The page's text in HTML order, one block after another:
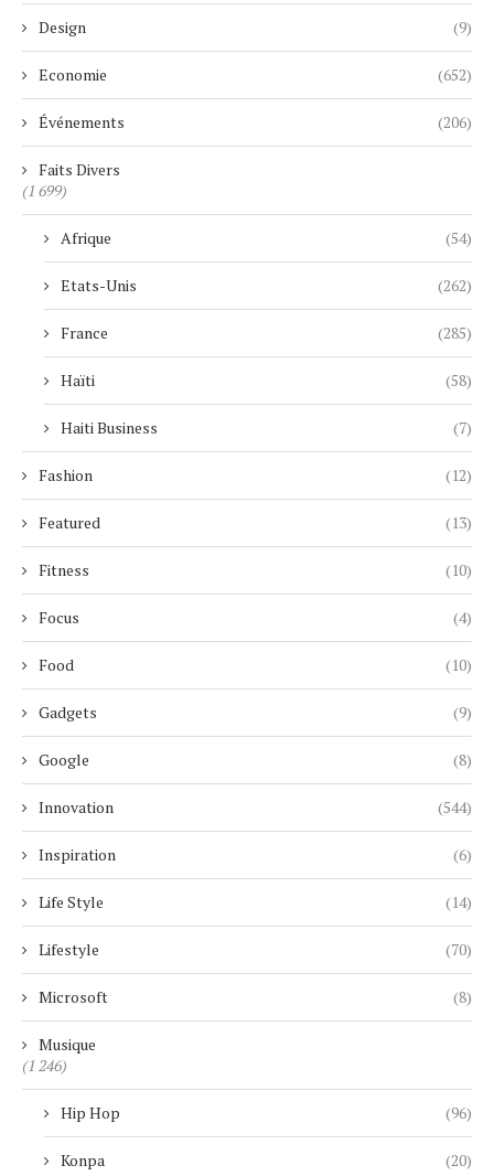
Design (9)
Economie (652)
Événements (206)
Faits Divers
(1 699)
Afrique (54)
Etats-Unis (262)
France (285)
Haïti (58)
Haiti Business (7)
Fashion (12)
Featured (13)
Fitness (10)
Focus (4)
Food (10)
Gadgets (9)
Google (8)
Innovation (544)
Inspiration (6)
Life Style (14)
Lifestyle (70)
Microsoft (8)
Musique
(1 246)
Hip Hop (96)
Konpa (20)